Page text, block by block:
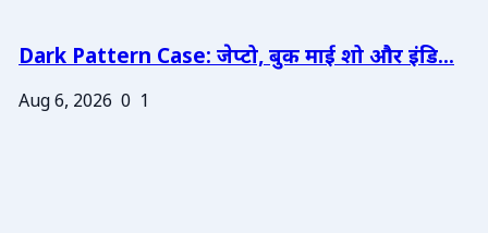
Dark Pattern Case: जेप्टो, बुक माई शो और इंडि...
Aug 6, 2026 0 1